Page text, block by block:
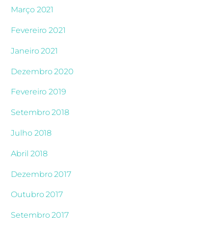
Março 2021
Fevereiro 2021
Janeiro 2021
Dezembro 2020
Fevereiro 2019
Setembro 2018
Julho 2018
Abril 2018
Dezembro 2017
Outubro 2017
Setembro 2017